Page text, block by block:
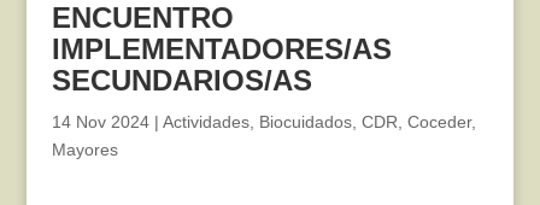
ENCUENTRO
IMPLEMENTADORES/AS
SECUNDARIOS/AS
14 Nov 2024| Actividades, Biocuidados, CDR Coceder,
Mayores